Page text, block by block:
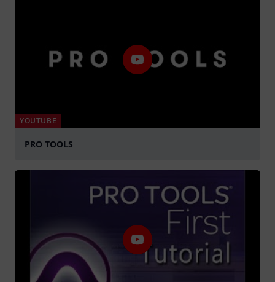
YOUTUBE
PRO TOOLS